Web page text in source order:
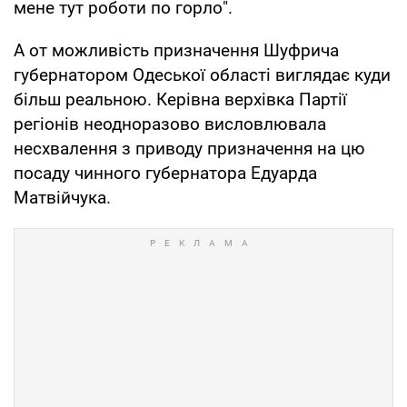
мене тут роботи по горло".
А от можливість призначення Шуфрича
губернатором Одеської області виглядає куди
більш реальною. Керівна верхівка Партії
регіонів неодноразово висловлювала
несхвалення з приводу призначення на цю
посаду чинного губернатора Едуарда
Матвійчука.